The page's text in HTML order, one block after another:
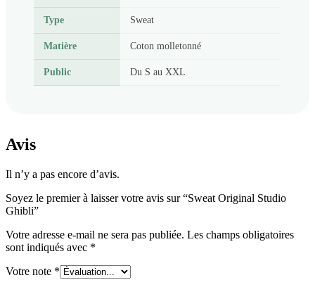
Type Sweat
Matière Coton molletonné
Public Du S au XXL
Avis
Il n’y a pas encore d’avis.
Soyez le premier à laisser votre avis sur “Sweat Original Studio
Ghibli”
Votre adresse e-mail ne sera pas publiée. Les champs obligatoires
sont indiqués avec *
Votre note *